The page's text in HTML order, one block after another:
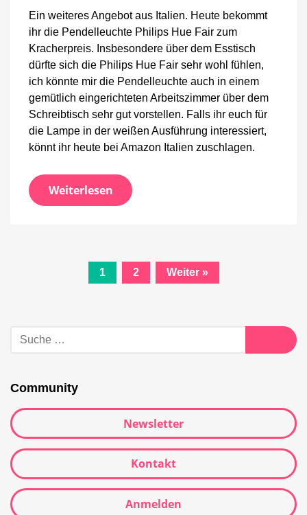
für
Euro
bestellen
Ein weiteres Angebot aus Italien. Heute bekommt
ihr die Pendelleuchte Philips Hue Fair zum
Kracherpreis. Insbesondere über dem Esstisch
dürfte sich die Philips Hue Fair sehr wohl fühlen,
ich könnte mir die Pendelleuchte auch in einem
gemütlich eingerichteten Arbeitszimmer über dem
Schreibtisch sehr gut vorstellen. Falls ihr euch für
die Lampe in der weißen Ausführung interessiert,
könnt ihr heute bei Amazon Italien zuschlagen.
Weiterlesen
Navigation
1 2 Weiter »
nach:
Suche
Community
Newsletter
Kontakt
Anmelden